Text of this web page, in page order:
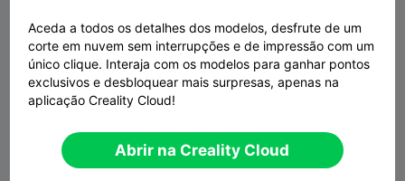
Aceda a todos os detalhes dos modelos, desfrute de um
corte em nuvem sem interrupções e de impressão com um
único clique. Interaja com os modelos para ganhar pontos
exclusivos e desbloquear mais surpresas, apenas na
aplicação Creality Cloud!
Abrir na Creality Cloud